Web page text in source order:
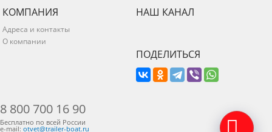
КОМПАНИЯ
Адреса и контакты
О компании
НАШ КАНАЛ
ПОДЕЛИТЬСЯ
8 800 700 16 90
Бесплатно по всей России
e-mail: otvet@trailer-boat.ru